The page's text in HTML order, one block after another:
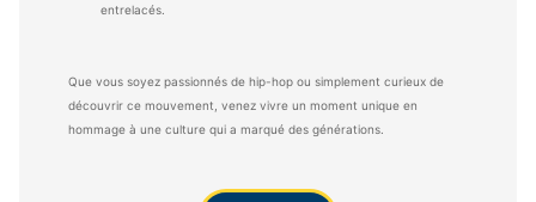
entrelacés.
Que vous soyez passionnés de hip-hop ou simplement curieux de
découvrir ce mouvement, venez vivre un moment unique en
hommage à une culture qui a marqué des générations.